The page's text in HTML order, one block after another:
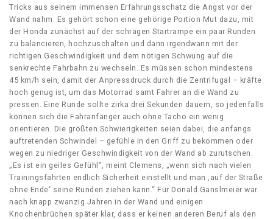
Tricks aus seinem immensen Erfahrungsschatz die Angst vor der
Wand nahm. Es gehört schon eine gehörige Portion Mut dazu, mit
der Honda zunächst auf der schrägen Startrampe ein paar Runden
zu balancieren, hochzuschalten und dann irgendwann mit der
richtigen Geschwindigkeit und dem nötigen Schwung auf die
senkrechte Fahrbahn zu wechseln. Es müssen schon mindestens
45 km/h sein, damit der Anpressdruck durch die Zentrifugal – kräfte
hoch genug ist, um das Motorrad samt Fahrer an die Wand zu
pressen. Eine Runde sollte zirka drei Sekunden dauern, so jedenfalls
können sich die Fahranfänger auch ohne Tacho ein wenig
orientieren. Die größten Schwierigkeiten seien dabei, die anfangs
auftretenden Schwindel – gefühle in den Griff zu bekommen oder
wegen zu niedriger Geschwindigkeit von der Wand ab zurutschen.
„Es ist ein geiles Gefühl“, meint Clemens, „wenn sich nach vielen
Trainingsfahrten endlich Sicherheit einstellt und man ,auf der Straße
ohne Ende‘ seine Runden ziehen kann.“ Für Donald Ganslmeier war
nach knapp zwanzig Jahren in der Wand und einigen
Knochenbrüchen später klar, dass er keinen anderen Beruf als den